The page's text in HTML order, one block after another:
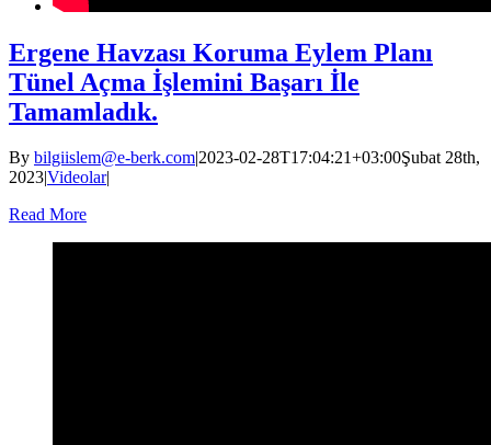
Ergene Havzası Koruma Eylem Planı
Tünel Açma İşlemini Başarı İle
Tamamladık.
By bilgiislem@e-berk.com|2023-02-28T17:04:21+03:00Şubat 28th,
2023|Videolar|
Read More